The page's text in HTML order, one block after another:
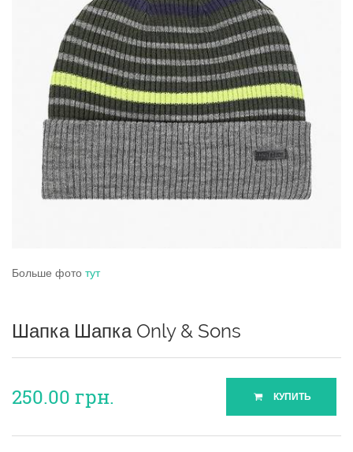
Больше фото тут
Шапка Шапка Only & Sons
250.00 грн. КУПИТЬ